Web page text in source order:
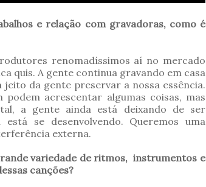
e relação com gravadoras, como é
renomadíssimos aí no mercado
quis. A gente continua gravando em casa
da gente preservar a nossa essência.
podem acrescentar algumas coisas, mas
a gente ainda está deixando de ser
se desenvolvendo. Queremos uma
externa.
variedade de ritmos, instrumentos e
canções?